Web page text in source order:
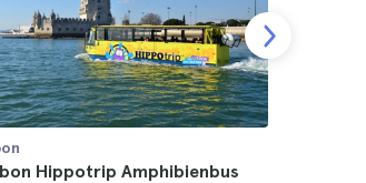
Hippotrip Amphibienbus